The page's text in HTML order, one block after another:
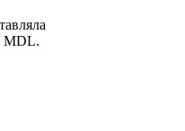
MDL.